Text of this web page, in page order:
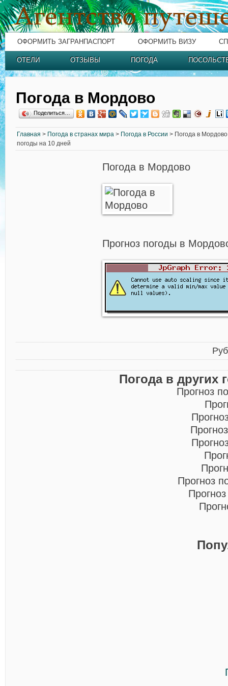
ОФОРМИТЬ ЗАГРАНПАСПОРТ ОФОРМИТЬ ВИЗУ
ОТЕЛИ ОТЗЫВЫ ПОГОДА
Погода в Мордово
Поделиться…
Главная > Погода в странах мира > Погода в России > Погода в
погоды на 10 дней
Погода в Мордово
Прогноз погоды в
Погода в других
Прогноз
Прогноз